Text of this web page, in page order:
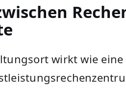
wirkt wie